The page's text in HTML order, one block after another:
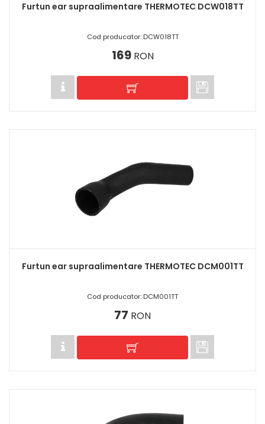
Furtun ear supraalimentare THERMOTEC DCW018TT
Cod producator: DCW018TT
169RON
Furtun ear supraalimentare THERMOTEC DCM001TT
Cod producator: DCM001TT
77 RON